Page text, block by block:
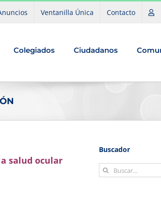
Ventanilla Única Contacto
Colegiados Ciudadanos
salud ocular
Buscador
Buscar: